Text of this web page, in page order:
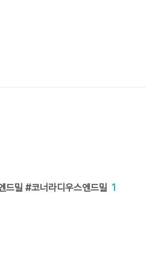
드밀 #코너라디우스엔드밀 1